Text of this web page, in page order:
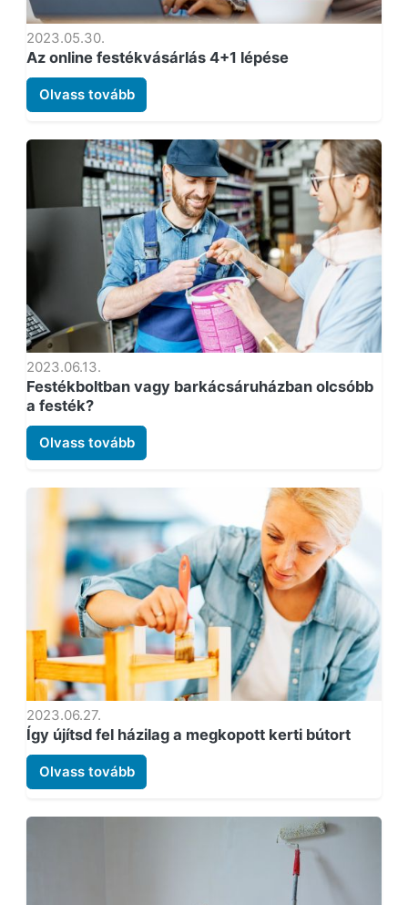
2023.05.30.
Az online festékvásárlás 4+1 lépése
Olvass tovább
2023.06.13.
Festékboltban vagy barkácsáruházban olcsóbb
a festék?
Olvass tovább
2023.06.27.
Így újítsd fel házilag a megkopott kerti bútort
Olvass tovább